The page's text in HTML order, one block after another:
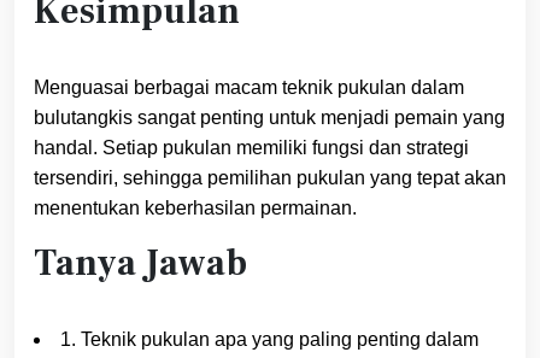
Kesimpulan
Menguasai berbagai macam teknik pukulan dalam
bulutangkis sangat penting untuk menjadi pemain yang
handal. Setiap pukulan memiliki fungsi dan strategi
tersendiri, sehingga pemilihan pukulan yang tepat akan
menentukan keberhasilan permainan.
Tanya Jawab
1. Teknik pukulan apa yang paling penting dalam